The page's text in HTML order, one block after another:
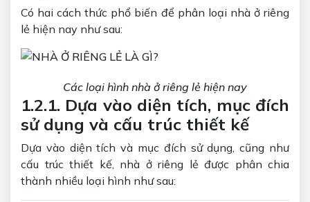
Có hai cách thức phổ biến để phân loại nhà ở riêng
lẻ hiện nay như sau:
Các loại hình nhà ở riêng lẻ hiện nay
1.2.1. Dựa vào diện tích, mục đích
sử dụng và cấu trúc thiết kế
Dựa vào diện tích và mục đích sử dụng, cũng như
cấu trúc thiết kế, nhà ở riêng lẻ được phân chia
thành nhiều loại hình như sau: